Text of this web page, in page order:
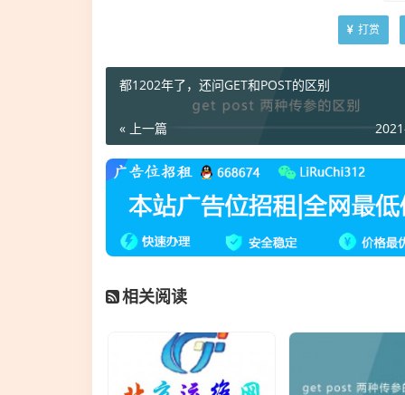
打赏
都1202年了，还问GET和POST的区别
« 上一篇
相关阅读